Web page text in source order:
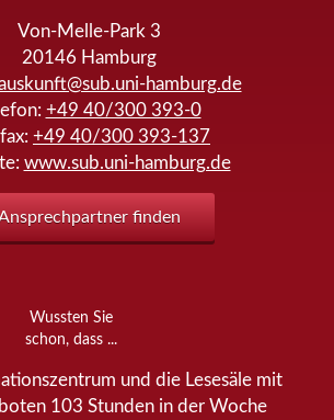
Von-Melle-Park 3
20146 Hamburg
hamburg.de
+49 40/300 393-0
+49 40/300 393-137
www.sub.uni-hamburg.de
finden
Wussten Sie
schon, dass ...
und die Lesesäle mit
103 Stunden in der Woche